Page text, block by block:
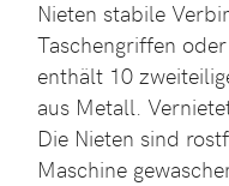
Nieten stabile
Taschengriffen
enthält 10
aus Metall.
Die Nieten sind
Maschine